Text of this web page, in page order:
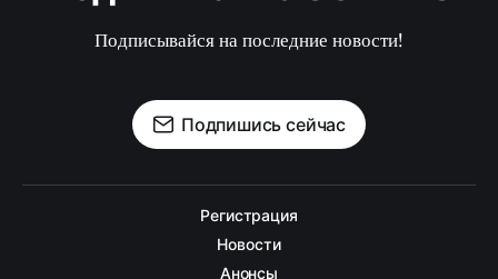
Подписывайся на последние новости!
Подпишись сейчас
Регистрация
Новости
Анонсы